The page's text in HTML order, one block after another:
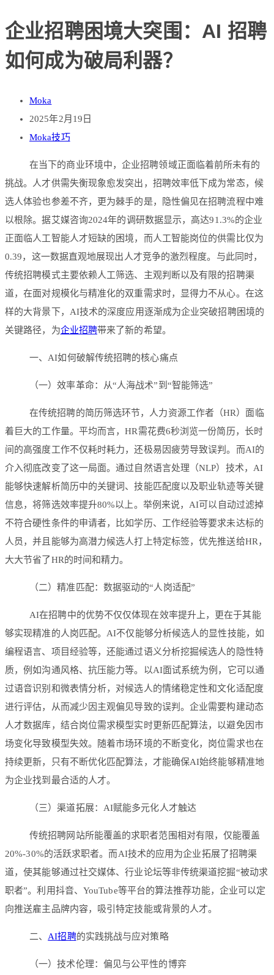
企业招聘困境大突围：AI 招聘
如何成为破局利器？
Moka
2025年2月19日
Moka技巧
在当下的商业环境中，企业招聘领域正面临着前所未有的
挑战。人才供需失衡现象愈发突出，招聘效率低下成为常态，候
选人体验也参差不齐，更为棘手的是，隐性偏见在招聘流程中难
以根除。据艾媒咨询2024年的调研数据显示，高达91.3%的企业
正面临人工智能人才短缺的困境，而人工智能岗位的供需比仅为
0.39，这一数据直观地展现出人才竞争的激烈程度。与此同时，
传统招聘模式主要依赖人工筛选、主观判断以及有限的招聘渠
道，在面对规模化与精准化的双重需求时，显得力不从心。在这
样的大背景下，AI技术的深度应用逐渐成为企业突破招聘困境的
关键路径，为企业招聘带来了新的希望。
一、AI如何破解传统招聘的核心痛点
（一）效率革命：从“人海战术”到“智能筛选”
在传统招聘的简历筛选环节，人力资源工作者（HR）面临
着巨大的工作量。平均而言，HR需花费6秒浏览一份简历，长时
间的高强度工作不仅耗时耗力，还极易因疲劳导致误判。而AI的
介入彻底改变了这一局面。通过自然语言处理（NLP）技术，AI
能够快速解析简历中的关键词、技能匹配度以及职业轨迹等关键
信息，将筛选效率提升80%以上。举例来说，AI可以自动过滤掉
不符合硬性条件的申请者，比如学历、工作经验等要求未达标的
人员，并且能够为高潜力候选人打上特定标签，优先推送给HR，
大大节省了HR的时间和精力。
（二）精准匹配：数据驱动的“人岗适配”
AI在招聘中的优势不仅仅体现在效率提升上，更在于其能
够实现精准的人岗匹配。AI不仅能够分析候选人的显性技能，如
编程语言、项目经验等，还能通过语义分析挖掘候选人的隐性特
质，例如沟通风格、抗压能力等。以AI面试系统为例，它可以通
过语音识别和微表情分析，对候选人的情绪稳定性和文化适配度
进行评估，从而减少因主观偏见导致的误判。企业需要构建动态
人才数据库，结合岗位需求模型实时更新匹配算法，以避免因市
场变化导致模型失效。随着市场环境的不断变化，岗位需求也在
持续更新，只有不断优化匹配算法，才能确保AI始终能够精准地
为企业找到最合适的人才。
（三）渠道拓展：AI赋能多元化人才触达
传统招聘网站所能覆盖的求职者范围相对有限，仅能覆盖
20%-30%的活跃求职者。而AI技术的应用为企业拓展了招聘渠
道，使其能够通过社交媒体、行业论坛等非传统渠道挖掘“被动求
职者”。利用抖音、YouTube等平台的算法推荐功能，企业可以定
向推送雇主品牌内容，吸引特定技能或背景的人才。
二、 AI招聘的实践挑战与应对策略
（一）技术伦理：偏见与公平性的博弈